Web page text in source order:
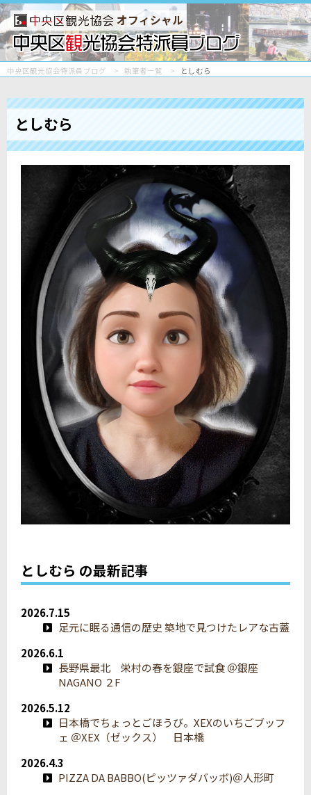
オフィシャル
中央区観光協会特派員ブログ 執筆者一覧 としむら
としむら
としむら の最新記事
2026.7.15
足元に眠る通信の歴史 築地で見つけたレアな古蓋
2026.6.1
長野県最北 栄村の春を銀座で試食 ＠銀座
NAGANO ２F
2026.5.12
日本橋でちょっとごほうび。XEXのいちごブッフ
ェ ＠XEX（ゼックス） 日本橋
2026.4.3
PIZZA DA BABBO(ピッツァダバッボ)＠人形町